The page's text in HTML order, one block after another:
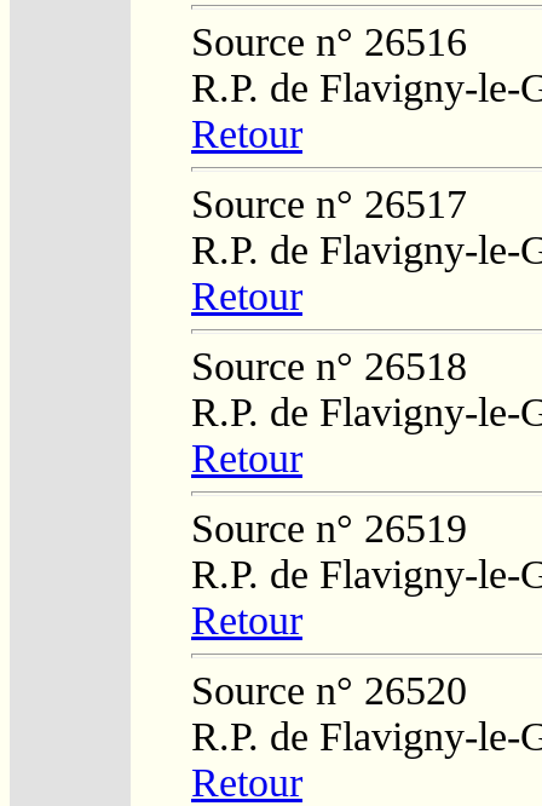
Source n° 26516
R.P. de Flavigny-le-
Retour
Source n° 26517
R.P. de Flavigny-le-
Retour
Source n° 26518
R.P. de Flavigny-le-
Retour
Source n° 26519
R.P. de Flavigny-le-
Retour
Source n° 26520
R.P. de Flavigny-le-
Retour